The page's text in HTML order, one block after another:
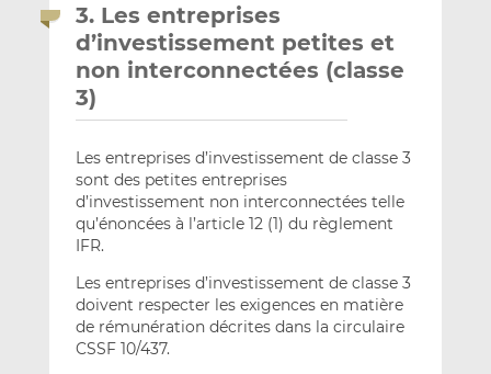
3. Les entreprises
d’investissement petites et
non interconnectées (classe
3)
Les entreprises d’investissement de classe 3
sont des petites entreprises
d’investissement non interconnectées telle
qu’énoncées à l’article 12 (1) du règlement
IFR.
Les entreprises d’investissement de classe 3
doivent respecter les exigences en matière
de rémunération décrites dans la circulaire
CSSF 10/437.